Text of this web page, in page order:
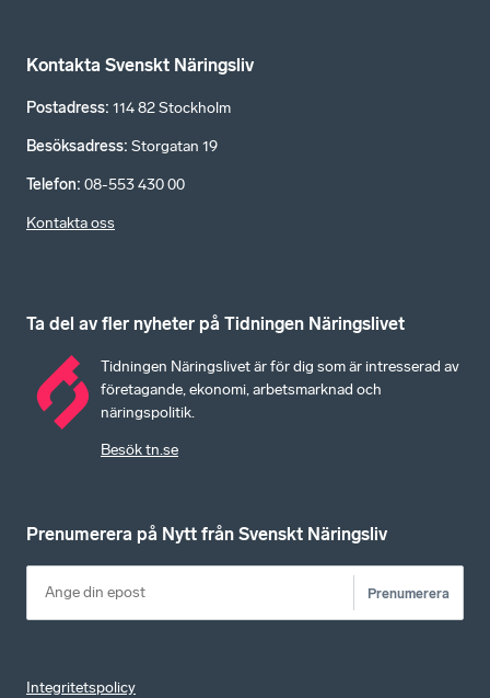
Kontakta Svenskt Näringsliv
Postadress: 114 82 Stockholm
Besöksadress: Storgatan 19
Telefon: 08-553 430 00
Kontakta oss
Ta del av fler nyheter på Tidningen Näringslivet
Tidningen Näringslivet är för dig som är intresserad av
företagande, ekonomi, arbetsmarknad och
näringspolitik.
Besök tn.se
Prenumerera på Nytt från Svenskt Näringsliv
Prenumerera
Integritetspolicy